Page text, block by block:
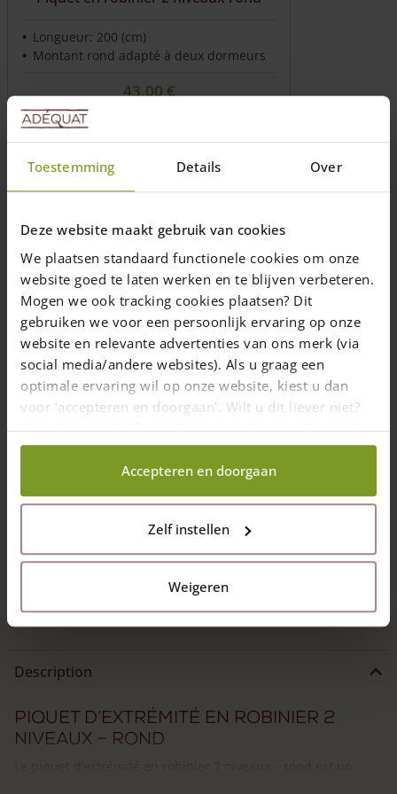
Toestemming Details Over
Deze website maakt gebruik van cookies
We plaatsen standaard functionele cookies om onze
website goed te laten werken en te blijven verbeteren.
Mogen we ook tracking cookies plaatsen? Dit
gebruiken we voor een persoonlijk ervaring op onze
website en relevante advertenties van ons merk (via
social media/andere websites). Als u graag een
optimale ervaring wil op onze website, kiest u dan
voor ‘accepteren en doorgaan'. Wilt u dit liever niet?
Kies dan voor ‘zelf instellen’ en geef aan welke cookies
wij wel mogen verzamelen.
Accepteren en doorgaan
Zelf instellen
Weigeren
Longueur: 200 (cm)
Montant rond adapté à deux dormeurs
43,00 €
Livraison dans un délai de 10 jours ouvrables
Ajouter au panier
Besoin d’un système de clôture
complet?
Calculer efficacement ce dont vous avez
besoin avec notre outil de calcul en ligne:
poteaux, portail et fixations inclus
Vous voyez tout de suite quels matériaux il
vous faut, simplement et rapidement.
https://adequat.eu/fr-be/assemblez-votre-
cloture/post-rail/
Description
Piquet d’extrémité en robinier 2
niveaux – rond